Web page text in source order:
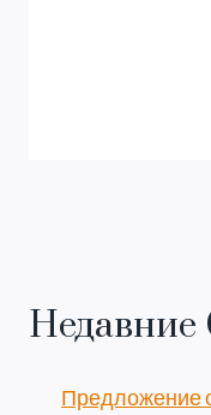
Недавние
Предложение